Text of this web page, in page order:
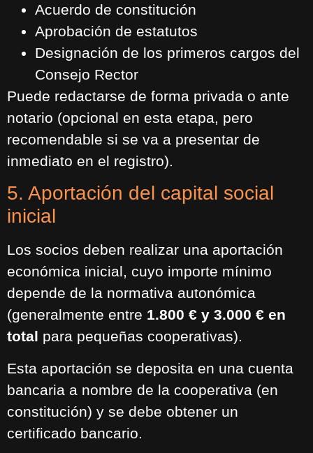
Acuerdo de constitución
Aprobación de estatutos
Designación de los primeros cargos del
Consejo Rector
Puede redactarse de forma privada o ante
notario (opcional en esta etapa, pero
recomendable si se va a presentar de
inmediato en el registro).
5. Aportación del capital social
inicial
Los socios deben realizar una aportación
económica inicial, cuyo importe mínimo
depende de la normativa autonómica
(generalmente entre 1.800 € y 3.000 € en
total para pequeñas cooperativas).
Esta aportación se deposita en una cuenta
bancaria a nombre de la cooperativa (en
constitución) y se debe obtener un
certificado bancario.